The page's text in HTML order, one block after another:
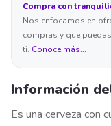
Compra con
Nos enfocamos en
compras y que
ti. Conoce más...
Información
Es una cerveza con